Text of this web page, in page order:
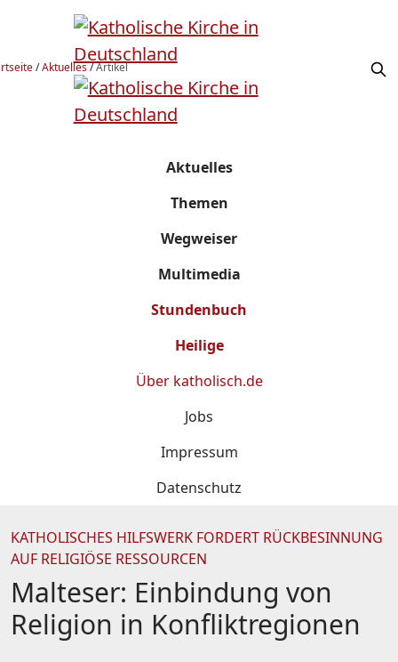
/Aktuelles/Artikel
Aktuelles
Themen
Wegweiser
Multimedia
Stundenbuch
Heilige
Über katholisch.de
Jobs
Impressum
Datenschutz
KATHOLISCHES HILFSWERK FORDERT RÜCKBESINNUNG
AUF RELIGIÖSE RESSOURCEN
Malteser: Einbindung von
Religion in Konfliktregionen